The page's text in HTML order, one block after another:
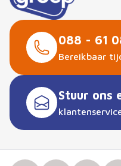
088 - 61
Bereikbaar
Stuur ons